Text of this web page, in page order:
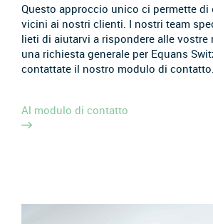
Questo approccio unico ci permette di
vicini ai nostri clienti. I nostri team
lieti di aiutarvi a rispondere alle vostre
una richiesta generale per Equans
contattate il nostro modulo di contatto.
Al modulo di contatto